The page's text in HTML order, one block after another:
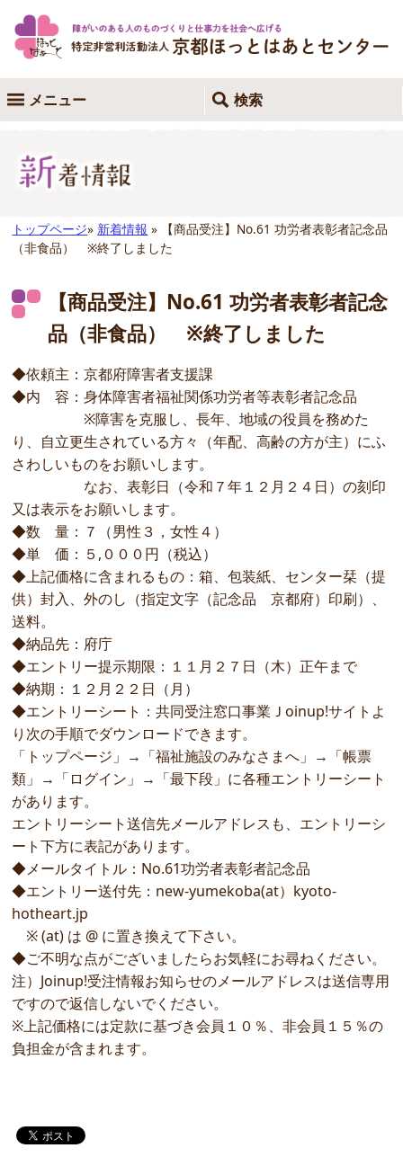
メニュー 検索
トップページ» 新着情報 » 【商品受注】No.61 功労者表彰者記念品
（非食品） ※終了しました
【商品受注】No.61 功労者表彰者記念
品（非食品） ※終了しました
◆依頼主：京都府障害者支援課
◆内 容：身体障害者福祉関係功労者等表彰者記念品
※障害を克服し、長年、地域の役員を務めた
り、自立更生されている方々（年配、高齢の方が主）にふ
さわしいものをお願いします。
なお、表彰日（令和７年１２月２４日）の刻印
又は表示をお願いします。
◆数 量：７（男性３，女性４）
◆単 価：５,０００円（税込）
◆上記価格に含まれるもの：箱、包装紙、センター栞（提
供）封入、外のし（指定文字（記念品 京都府）印刷）、
送料。
◆納品先：府庁
◆エントリー提示期限：１１月２７日（木）正午まで
◆納期：１２月２２日（月）
◆エントリーシート：共同受注窓口事業Ｊoinup!サイトよ
り次の手順でダウンロードできます。
「トップページ」→「福祉施設のみなさまへ」→「帳票
類」→「ログイン」→「最下段」に各種エントリーシート
があります。
エントリーシート送信先メールアドレスも、エントリーシ
ート下方に表記があります。
◆メールタイトル：No.61功労者表彰者記念品
◆エントリー送付先：new-yumekoba(at）kyoto-
hotheart.jp
※ (at) は @ に置き換えて下さい。
◆ご不明な点がございましたらお気軽にお尋ねください。
注）Joinup!受注情報お知らせのメールアドレスは送信専用
ですので返信しないでください。
※上記価格には定款に基づき会員１０％、非会員１５％の
負担金が含まれます。